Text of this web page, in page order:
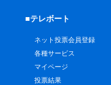
■テレボート
ネット投票会員登録
各種サービス
マイページ
投票結果